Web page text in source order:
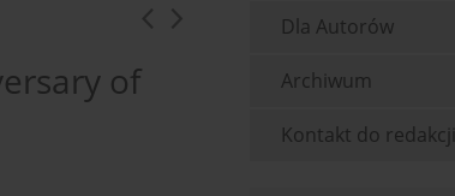
of
Dla Autorów
Archiwum
Kontakt do redakcji